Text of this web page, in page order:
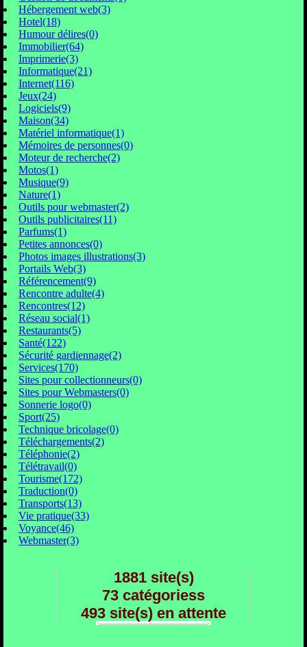
Hébergement web(3)
Hotel(18)
Humour délires(0)
Immobilier(64)
Imprimerie(3)
Informatique(21)
Internet(116)
Jeux(24)
Logiciels(9)
Maison(34)
Matériel informatique(1)
Mémoires de personnes(0)
Moteur de recherche(2)
Motos(1)
Musique(9)
Nature(1)
Outils pour webmaster(2)
Outils publicitaires(11)
Parfums(1)
Petites annonces(0)
Photos images illustrations(3)
Portails Web(3)
Référencement(9)
Rencontre adulte(4)
Rencontres(12)
Réseau social(1)
Restaurants(5)
Santé(122)
Sécurité gardiennage(2)
Services(170)
Sites pour collectionneurs(0)
Sites pour Webmasters(0)
Sonnerie logo(0)
Sport(25)
Technique bricolage(0)
Téléchargements(2)
Téléphonie(2)
Télétravail(0)
Tourisme(172)
Traduction(0)
Transports(13)
Vie pratique(33)
Voyance(46)
Webmaster(3)
1881 site(s)
73 catégoriess
493 site(s) en attente